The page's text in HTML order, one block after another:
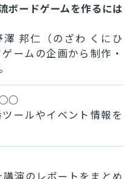
ボードゲームを作るには
澤 邦仁（のざわ くにひ
ームの企画から制作・
○○
ールやイベント情報を
講演のレポートをまとめ